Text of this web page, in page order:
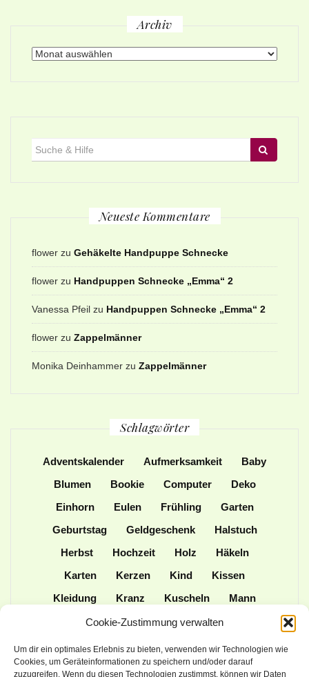
Cookie-Zustimmung verwalten
Um dir ein optimales Erlebnis zu bieten, verwenden wir Technologien wie
Cookies, um Geräteinformationen zu speichern und/oder darauf
zuzugreifen. Wenn du diesen Technologien zustimmst, können wir Daten
Archiv
Archiv
Neueste Kommentare
flower zu Gehäkelte Handpuppe Schnecke
flower zu Handpuppen Schnecke „Emma“ 2
Vanessa Pfeil zu Handpuppen Schnecke „Emma“ 2
flower zu Zappelmänner
Monika Deinhammer zu Zappelmänner
Schlagwörter
Adventskalender Aufmerksamkeit
Baby
Blumen
Bookie Computer
Deko
Einhorn
Eulen Frühling
Garten
Geburtstag
Geldgeschenk
Halstuch
Herbst
Hochzeit Holz
Häkeln
Karten
Kerzen Kind
Kissen
Kleidung
Kranz Kuscheln
Mann
Mütze
Naturmaterialien
Nähen
Ordner
Ostern
Patchwork
Plotter
Praktisches Schulanfang